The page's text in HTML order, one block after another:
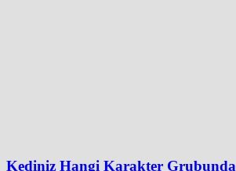
Kediniz Hangi Karakter Grubunda